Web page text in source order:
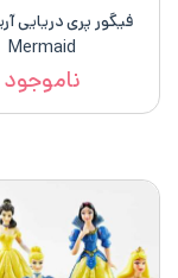
فیگور پری دریایی
Mermaid
ناموجود